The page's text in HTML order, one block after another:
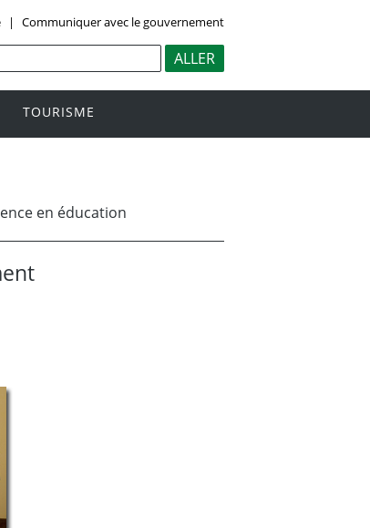
| Communiquer avec le gouvernement
TOURISME
en éducation